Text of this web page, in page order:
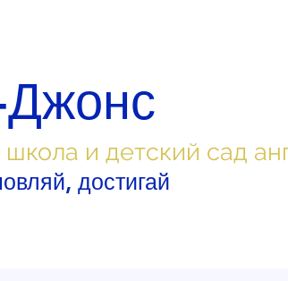
и детский сад
достигай